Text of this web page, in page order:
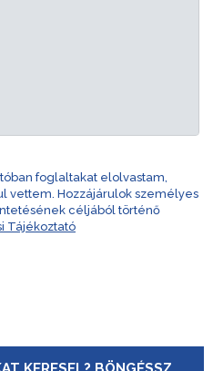
foglaltakat elolvastam,
vettem. Hozzájárulok személyes
céljából történő
Tájékoztató